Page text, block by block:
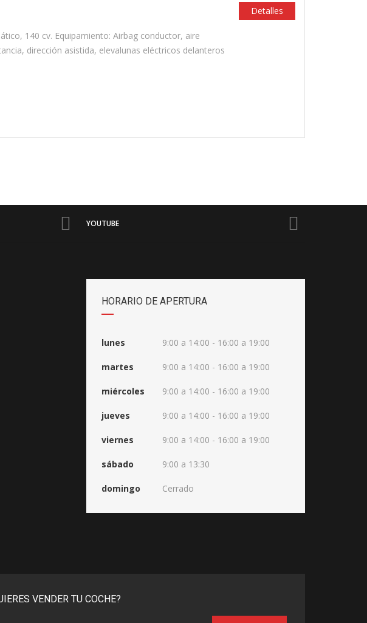
140 cv. Equipamiento: Airbag conductor, aire
dirección asistida, elevalunas eléctricos delanteros
Detalles
YOUTUBE
HORARIO DE APERTURA
lunes 9:00 a 14:00 - 16:00 a 19:00
martes 9:00 a 14:00 - 16:00 a 19:00
miércoles 9:00 a 14:00 - 16:00 a 19:00
jueves 9:00 a 14:00 - 16:00 a 19:00
viernes 9:00 a 14:00 - 16:00 a 19:00
sábado 9:00 a 13:30
domingo Cerrado
VENDER TU COCHE?